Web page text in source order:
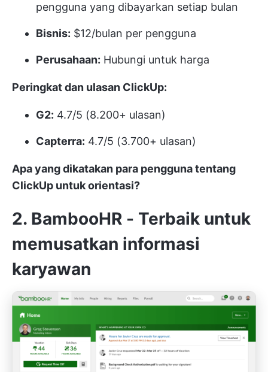
pengguna yang dibayarkan setiap bulan
Bisnis: $12/bulan per pengguna
Perusahaan: Hubungi untuk harga
Peringkat dan ulasan ClickUp:
G2: 4.7/5 (8.200+ ulasan)
Capterra: 4.7/5 (3.700+ ulasan)
Apa yang dikatakan para pengguna tentang
ClickUp untuk orientasi?
2. BambooHR - Terbaik untuk
memusatkan informasi
karyawan